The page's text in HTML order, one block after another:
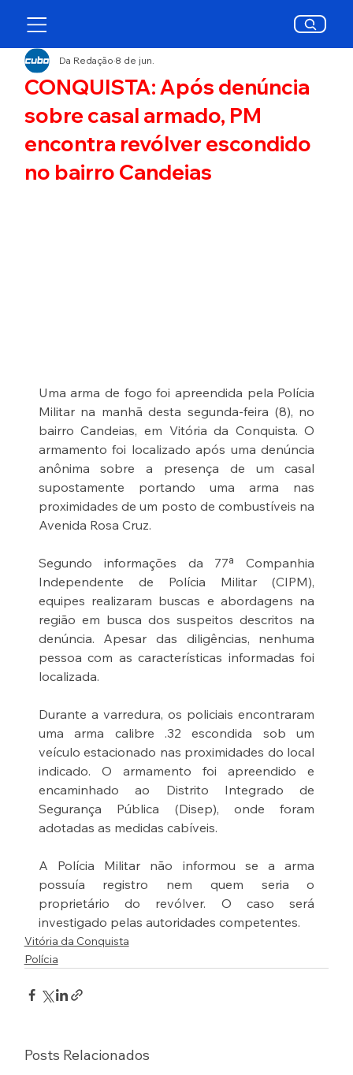
CONQUISTA: Após denúncia
sobre casal armado, PM
encontra revólver escondido
no bairro Candeias
Da Redação8 de jun.
Uma arma de fogo foi apreendida pela Polícia
Militar na manhã desta segunda-feira (8), no
bairro Candeias, em Vitória da Conquista. O
armamento foi localizado após uma denúncia
anônima sobre a presença de um casal
supostamente portando uma arma nas
proximidades de um posto de combustíveis na
Avenida Rosa Cruz.
Segundo informações da 77ª Companhia
Independente de Polícia Militar (CIPM),
equipes realizaram buscas e abordagens na
região em busca dos suspeitos descritos na
denúncia. Apesar das diligências, nenhuma
pessoa com as características informadas foi
localizada.
Durante a varredura, os policiais encontraram
uma arma calibre .32 escondida sob um
veículo estacionado nas proximidades do local
indicado. O armamento foi apreendido e
encaminhado ao Distrito Integrado de
Segurança Pública (Disep), onde foram
adotadas as medidas cabíveis.
A Polícia Militar não informou se a arma
possuía registro nem quem seria o
proprietário do revólver. O caso será
investigado pelas autoridades competentes.
Vitória da Conquista
Polícia
Posts Relacionados